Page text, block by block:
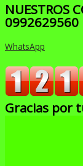
NUESTROS
0992629560
WhatsApp
Gracias por